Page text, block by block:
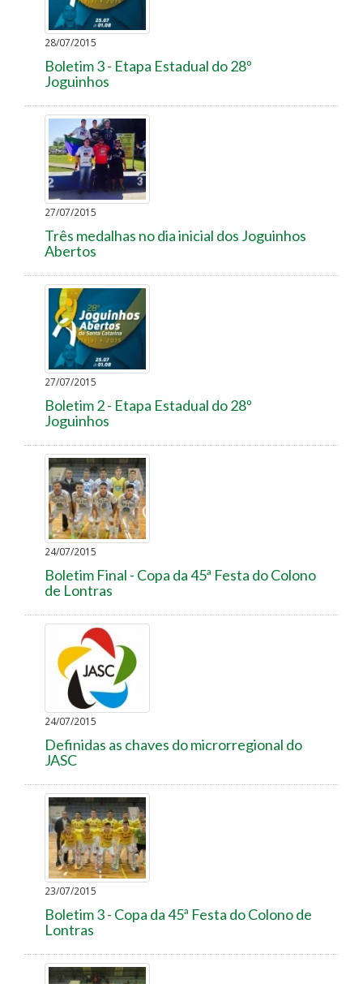
28/07/2015
Boletim 3 - Etapa Estadual do 28º
Joguinhos
27/07/2015
Três medalhas no dia inicial dos Joguinhos
Abertos
27/07/2015
Boletim 2 - Etapa Estadual do 28º
Joguinhos
24/07/2015
Boletim Final - Copa da 45ª Festa do Colono
de Lontras
24/07/2015
Definidas as chaves do microrregional do
JASC
23/07/2015
Boletim 3 - Copa da 45ª Festa do Colono de
Lontras